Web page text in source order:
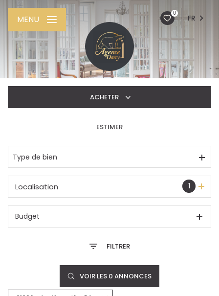
0
FR
MENU
ACHETER
De l'immo pro
ESTIMER
Type de bien
1
Localisation
Budget
FILTRER
VOIR LES 0 ANNONCES